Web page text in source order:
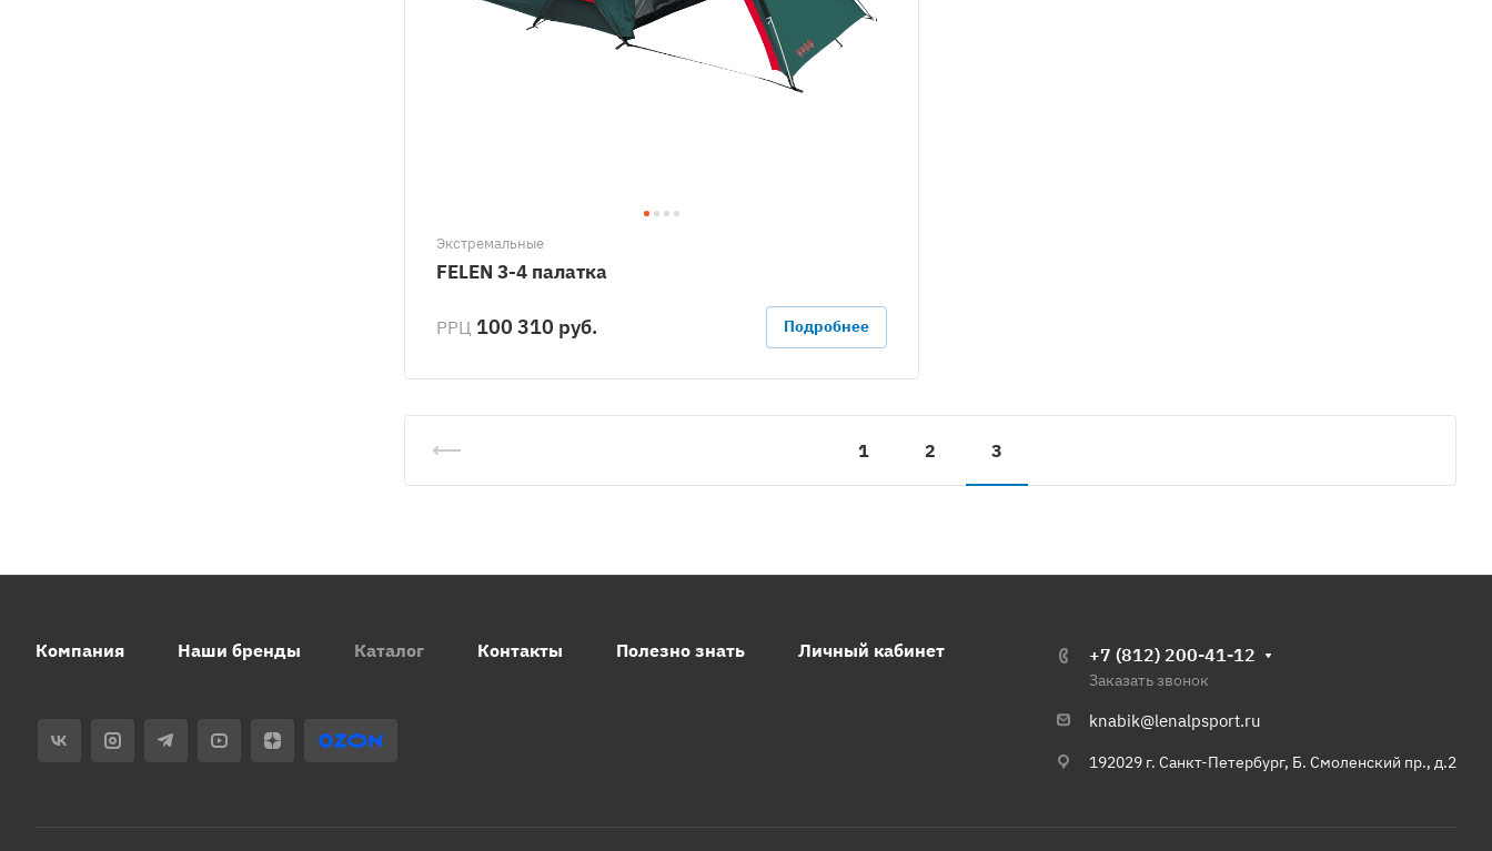
Экстремальные
FELEN 3-4 палатка
РРЦ 100 310 руб. Подробнее
1 2 3
Компания Наши бренды Каталог Контакты Полезно знать Личный кабинет +7 (812) 200-41-12
Заказать звонок
knabik@lenalpsport.ru
192029 г. Санкт-Петербург, Б. Смоленский пр., д.2